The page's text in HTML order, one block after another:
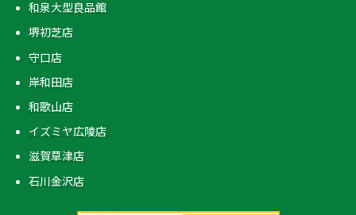
和泉大型良品館
堺初芝店
守口店
岸和田店
和歌山店
イズミヤ広陵店
滋賀草津店
石川金沢店